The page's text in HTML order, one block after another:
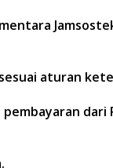
aturan
pembayaran